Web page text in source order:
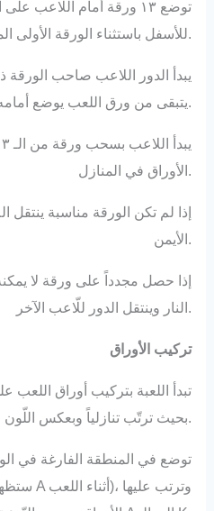
للأسفل باستثناء الورقة الأولى المكشوفة ويمكن رؤيتها.
يتبقى من ورق اللعب يوضع أمامه على الجانب الأيمن.
الأوراق في المنازل.
الأيمن.
النار وينتقل الدور للّاعب الآخر.
تركيب الأوراق
بحيث ترتّب تنازلياً وبعكس اللّون.